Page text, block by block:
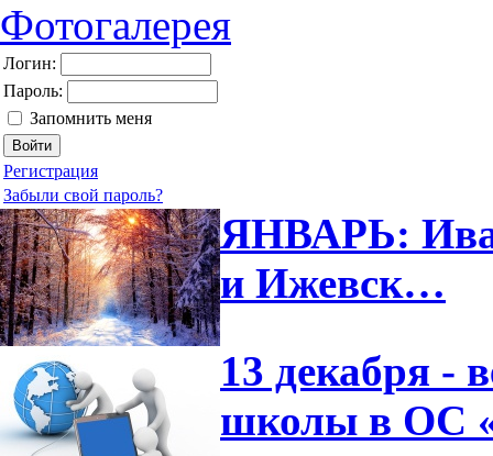
Фотогалерея
Логин:
Пароль:
Запомнить меня
Регистрация
Забыли свой пароль?
ЯНВАРЬ:
и Ижевск…
13 декабря -
школы в ОС